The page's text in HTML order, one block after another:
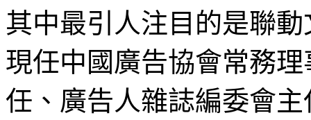
其中最引人注目的是聯
現任中國廣告協會常務
任、廣告人雜誌編委會